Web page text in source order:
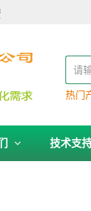
热门
技术支